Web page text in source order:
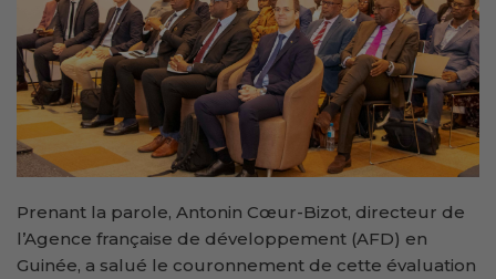
Prenant la parole, Antonin Cœur-Bizot, directeur de
l’Agence française de développement (AFD) en
Guinée, a salué le couronnement de cette évaluation